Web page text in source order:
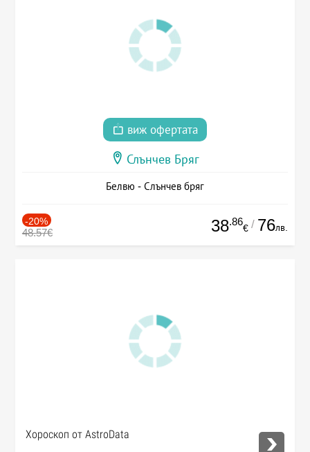
виж офертата
Слънчев Бряг
Белвю - Слънчев бряг
-20%
48.57€ 38.86
€ / 76лв.
Хороскоп от AstroData